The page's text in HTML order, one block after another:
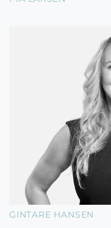
GINTARE HANSEN